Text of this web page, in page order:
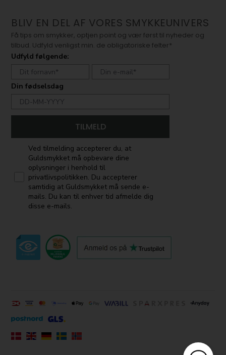
BLIV EN DEL AF VORES SMYKKEUNIVERS
Få tips om smykker, optjen point og vær først til nyheder og
tilbud. Udfyld venligst min. de obligatoriske felter*
Udfyld følgende:
Din fødselsdag
TILMELD
Ved tilmelding accepterer du, at
Guldsmykket må opbevare dine
oplysninger i henhold til
privatlivspolitikken. Du accepterer
samtidig at Guldsmykket må sende e-
mails. Du kan til enhver tid afmelde dig
disse e-mails.